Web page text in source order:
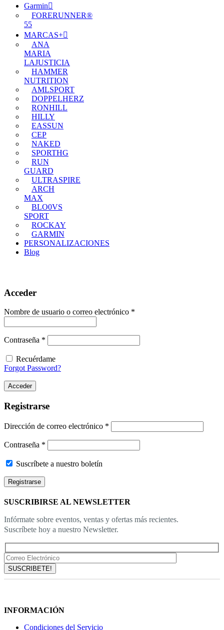
Garmin
FORERUNNER®
55
MARCAS+
ANA
MARIA
LAJUSTICIA
HAMMER
NUTRITION
AMLSPORT
DOPPELHERZ
RONHILL
HILLY
EASSUN
CEP
NAKED
SPORTHG
RUN
GUARD
ULTRASPIRE
ARCH
MAX
BLO0VS
SPORT
ROCKAY
GARMIN
PERSONALIZACIONES
Blog
Acceder
Nombre de usuario o correo electrónico *
Contraseña *
Recuérdame
Forgot Password?
Acceder
Registrarse
Dirección de correo electrónico *
Contraseña *
Suscríbete a nuestro boletín
Registrarse
SUSCRIBIRSE AL NEWSLETTER
Infórmate sobre eventos, ventas y ofertas más recientes.
Suscríbete hoy a nuestro Newsletter.
INFORMACIÓN
Condiciones del Servicio